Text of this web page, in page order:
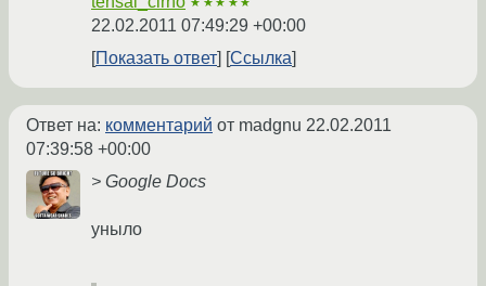
22.02.2011 07:49:29 +00:00
Показать ответ
Ссылка
Ответ на: комментарий от madgnu 22.02.2011
07:39:58 +00:00
> Google Docs
уныло